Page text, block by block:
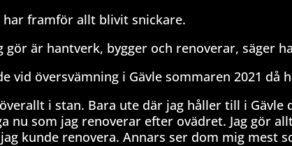
har framför allt blivit snickare.
gör är hantverk, bygger och renoverar, säger
vid översvämning i Gävle sommaren 2021 då
i stan. Bara ute där jag håller till i Gävle
nu som jag renoverar efter ovädret. Jag gör
kunde renovera. Annars ser dom mig mest